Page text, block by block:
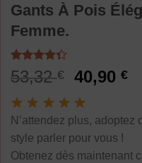
Gants À Pois
Femme.
Noté4.33
sur 5
3
notations
client
53,32€
Le
prix
initial
était :
53,32 €.
40,90€Le
N’attendez plus,
style parler pour vous !
Obtenez dès maintenant